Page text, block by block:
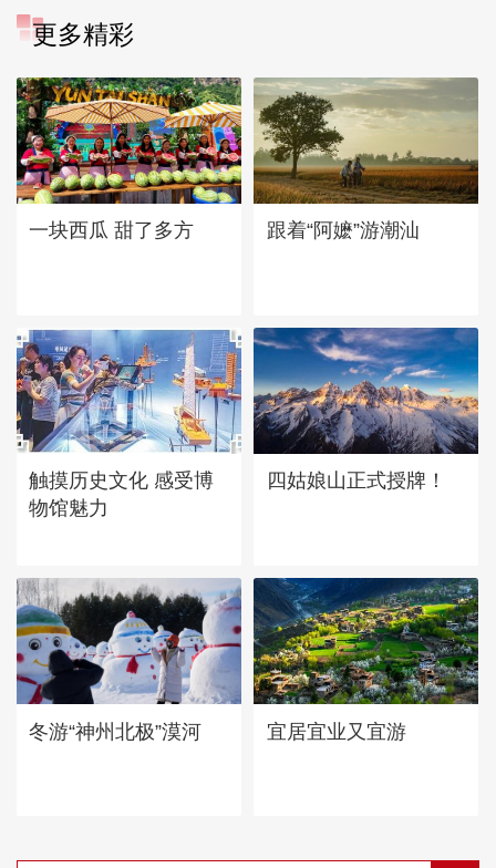
更多精彩
一块西瓜 甜了多方 跟着“阿嬷”游潮汕
触摸历史文化 感受博
物馆魅力
四姑娘山正式授牌！
冬游“神州北极”漠河 宜居宜业又宜游